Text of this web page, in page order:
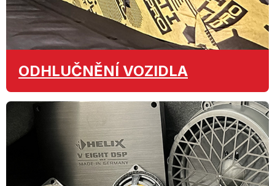
ODHLUČNĚNÍ VOZIDLA